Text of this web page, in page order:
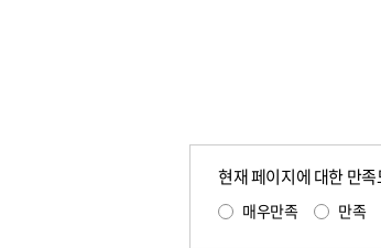
현재 페이지에 대한 만
매우만족 만족